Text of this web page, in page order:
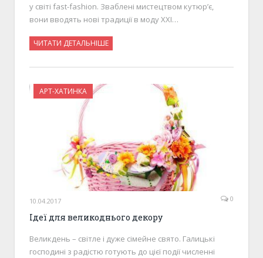
у світі fast-fashion. Зваблені мистецтвом кутюр’є,
вони вводять нові традиції в моду XXI…
ЧИТАТИ ДЕТАЛЬНІШЕ
АРТ-ХАТИНКА
10.04.2017 0
Ідеї для великоднього декору
Великдень – світле і дуже сімейне свято. Галицькі
господині з радістю готують до цієї події численні